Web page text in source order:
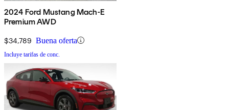
2024 Ford Mustang Mach-E
Premium AWD
$34,789 Buena oferta
Incluye tarifas de conc.